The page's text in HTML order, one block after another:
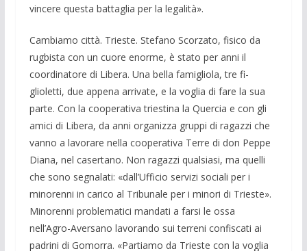
vincere questa battaglia per la legalità».
Cambiamo città. Trieste. Stefano Scor­zato, fisico da
rugbista con un cuore enorme, è stato per anni il
coordinatore di Libera. Una bella famigliola, tre fi­
glioletti, due appena arrivate, e la voglia di fare la sua
parte. Con la cooperativa triestina la Quercia e con gli
amici di Li­bera, da anni organizza gruppi di ragazzi che
vanno a lavorare nella cooperativa Terre di don Peppe
Diana, nel casertano. Non ragazzi qualsiasi, ma quelli
che sono segnalati: «dall’Ufficio servizi sociali per i
minorenni in carico al Tribunale per i minori di Trieste».
Minorenni problema­tici mandati a farsi le ossa
nell’Agro-Aversano lavorando sui terreni confiscati ai
padrini di Gomorra. «Partiamo da Trieste con la voglia